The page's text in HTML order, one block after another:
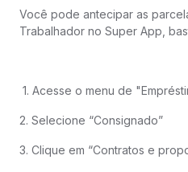
Você pode antecipar as
Trabalhador no Super App,
1. Acesse o menu de
2. Selecione “Consignado”
3. Clique em “Contratos e